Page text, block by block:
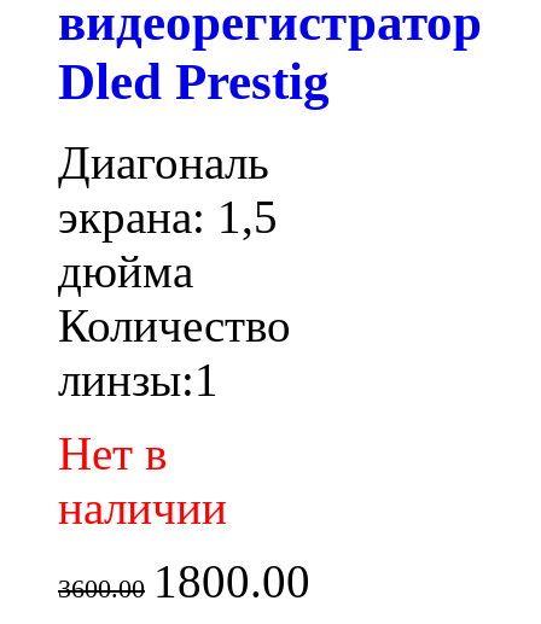
видеорегистратор
Dled Prestig
Диагональ
экрана: 1,5
дюйма
Количество
линзы:1
Нет в
наличии
3600.00 1800.00